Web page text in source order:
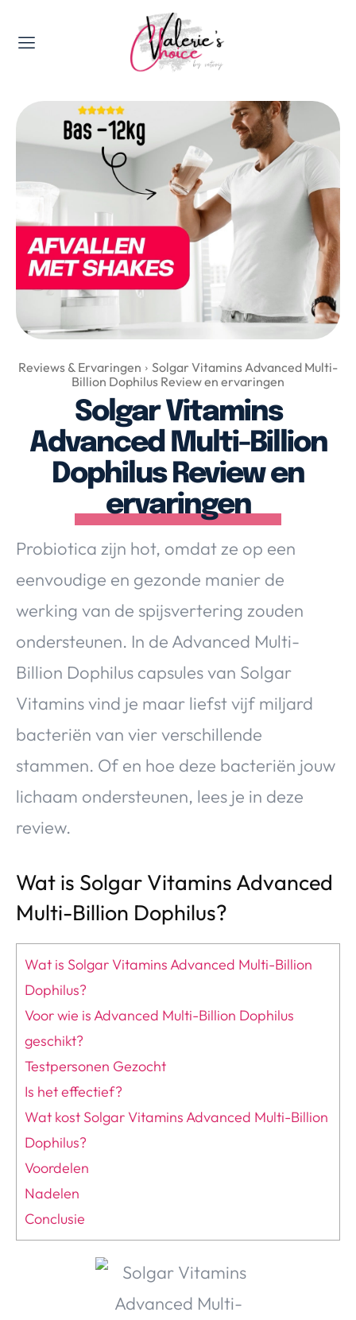
Valerie's Topics
Travel & Culture
Food & Drinks
Happyness & Opmerkelijk
Lifestyle, Sport & Duurzaamheid
Gadgets & Tech
Top 5 van Valerie
Health & Beauty
Huis & Tuin
Nieuws & Media
Over Valerie
Over Valerie
De Top 5
Contact
VALERIE'S CHOICE
Food & Drinks Health & Beauty Gadgets
Reviews & Ervaringen
Solgar Vitamins Advanced Multi-
Billion Dophilus Review en ervaringen
Solgar Vitamins
Advanced Multi-Billion
Dophilus Review en
ervaringen
Probiotica zijn hot, omdat ze op een
eenvoudige en gezonde manier de
werking van de spijsvertering zouden
ondersteunen. In de Advanced Multi-
Billion Dophilus capsules van Solgar
Vitamins vind je maar liefst vijf miljard
bacteriën van vier verschillende
stammen. Of en hoe deze bacteriën jouw
lichaam ondersteunen, lees je in deze
review.
Wat is Solgar Vitamins Advanced
Multi-Billion Dophilus?
Wat is Solgar Vitamins Advanced Multi-Billion
Dophilus?
Voor wie is Advanced Multi-Billion Dophilus
geschikt?
Testpersonen Gezocht
Is het effectief?
Wat kost Solgar Vitamins Advanced Multi-Billion
Dophilus?
Voordelen
Nadelen
Conclusie